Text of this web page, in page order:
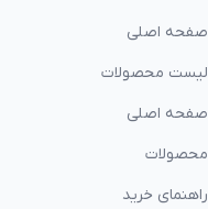
صفحه اصلی
لیست محصولات
صفحه اصلی
محصولات
راهنمای خرید